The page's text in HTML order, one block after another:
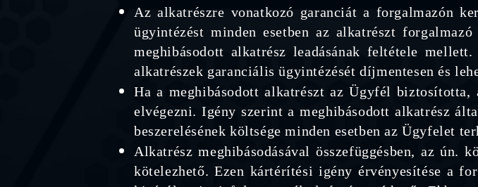
Az alkatrészre vonatkozó garanciát a forgalmazón
ügyintézést minden esetben az alkatrészt
meghibásodott alkatrész leadásának feltétele
alkatrészek garanciális ügyintézését díjmentesen és
Ha a meghibásodott alkatrészt az Ügyfél
elvégezni. Igény szerint a meghibásodott alkatrész
beszerelésének költsége minden esetben az Ügyfelet
Alkatrész meghibásodásával összefüggésben, az ún.
kötelezhető. Ezen kártérítési igény érvényesítése a